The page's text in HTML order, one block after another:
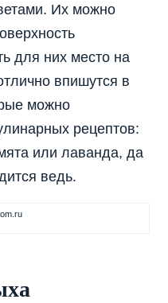
Их можно
для них место на
впишутся в
можно
рецептов:
или лаванда, да
ведь.